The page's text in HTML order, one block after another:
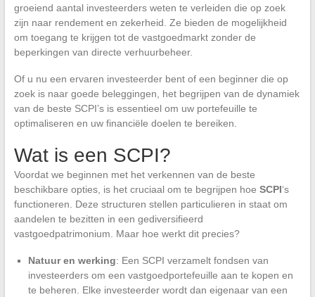
groeiend aantal investeerders weten te verleiden die op zoek
zijn naar rendement en zekerheid. Ze bieden de mogelijkheid
om toegang te krijgen tot de vastgoedmarkt zonder de
beperkingen van directe verhuurbeheer.
Of u nu een ervaren investeerder bent of een beginner die op
zoek is naar goede beleggingen, het begrijpen van de dynamiek
van de beste SCPI’s is essentieel om uw portefeuille te
optimaliseren en uw financiële doelen te bereiken.
Wat is een SCPI?
Voordat we beginnen met het verkennen van de beste
beschikbare opties, is het cruciaal om te begrijpen hoe SCPI‘s
functioneren. Deze structuren stellen particulieren in staat om
aandelen te bezitten in een gediversifieerd
vastgoedpatrimonium. Maar hoe werkt dit precies?
Natuur en werking: Een SCPI verzamelt fondsen van
investeerders om een vastgoedportefeuille aan te kopen en
te beheren. Elke investeerder wordt dan eigenaar van een